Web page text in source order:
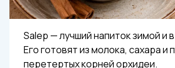
Salep — лучший напиток зимой и
Его готовят из молока, сахара и
перетертых корней орхидеи.